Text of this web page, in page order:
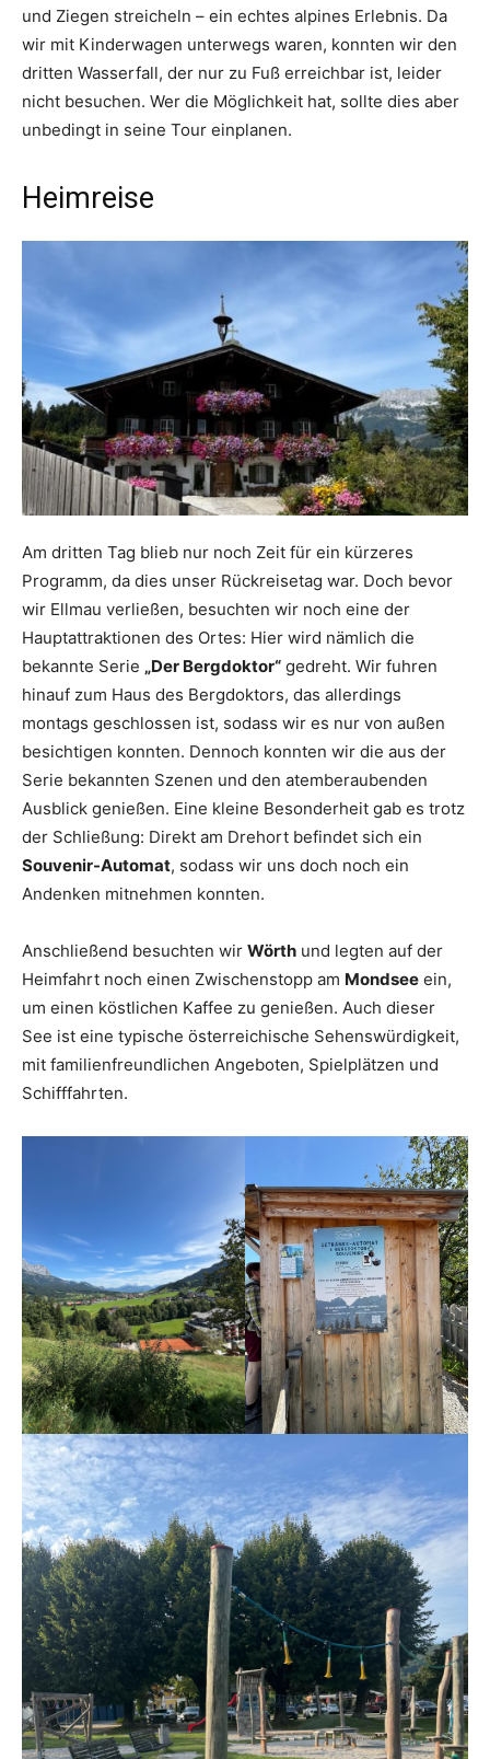
und Ziegen streicheln – ein echtes alpines Erlebnis. Da
wir mit Kinderwagen unterwegs waren, konnten wir den
dritten Wasserfall, der nur zu Fuß erreichbar ist, leider
nicht besuchen. Wer die Möglichkeit hat, sollte dies aber
unbedingt in seine Tour einplanen.
Heimreise
Am dritten Tag blieb nur noch Zeit für ein kürzeres
Programm, da dies unser Rückreisetag war. Doch bevor
wir Ellmau verließen, besuchten wir noch eine der
Hauptattraktionen des Ortes: Hier wird nämlich die
bekannte Serie „Der Bergdoktor“ gedreht. Wir fuhren
hinauf zum Haus des Bergdoktors, das allerdings
montags geschlossen ist, sodass wir es nur von außen
besichtigen konnten. Dennoch konnten wir die aus der
Serie bekannten Szenen und den atemberaubenden
Ausblick genießen. Eine kleine Besonderheit gab es trotz
der Schließung: Direkt am Drehort befindet sich ein
Souvenir-Automat, sodass wir uns doch noch ein
Andenken mitnehmen konnten.
Anschließend besuchten wir Wörth und legten auf der
Heimfahrt noch einen Zwischenstopp am Mondsee ein,
um einen köstlichen Kaffee zu genießen. Auch dieser
See ist eine typische österreichische Sehenswürdigkeit,
mit familienfreundlichen Angeboten, Spielplätzen und
Schifffahrten.